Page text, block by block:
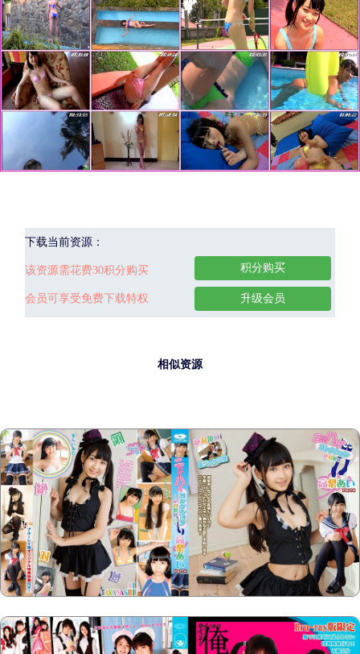
下载当前资源：
该资源需花费30积分购买
会员可享受免费下载特权
积分购买
升级会员
相似资源